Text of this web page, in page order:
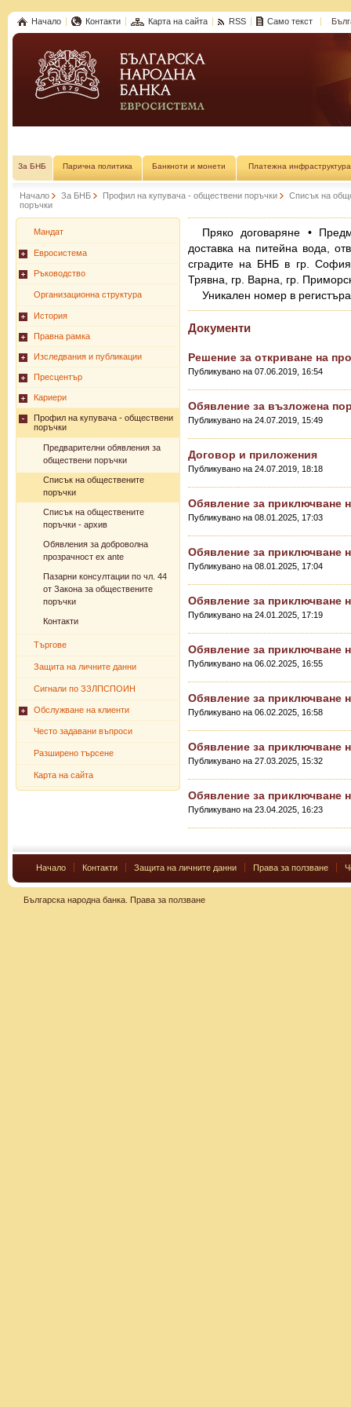
Начало Контакти Карта на сайта RSS Само текст
За БНБ Парична политика Банкноти и монети Платежна инфраструктура
Начало За БНБ Профил на купувача - обществени поръчки
Списък на
поръчки
Мандат
Евросистема
Ръководство
Организационна структура
История
Правна рамка
Изследвания и публикации
Пресцентър
Кариери
Профил на купувача - обществени
поръчки
Предварителни обявления за
обществени поръчки
Списък на обществените
поръчки
Списък на обществените
поръчки - архив
Обявления за доброволна
прозрачност ex ante
Пазарни консултации по чл. 44
от Закона за обществените
поръчки
Контакти
Търгове
Защита на личните данни
Сигнали по ЗЗЛПСПОИН
Обслужване на клиенти
Често задавани въпроси
Разширено търсене
Карта на сайта
Пряко договаряне •
доставка на питейна вода,
сградите на БНБ в гр.
Трявна, гр. Варна, гр.
Уникален номер в
Документи
Решение за откриване на
Публикувано на 07.06.2019, 16:54
Обявление за възложена
Публикувано на 24.07.2019, 15:49
Договор и приложения
Публикувано на 24.07.2019, 18:18
Обявление за приключване
Публикувано на 08.01.2025, 17:03
Обявление за приключване
Публикувано на 08.01.2025, 17:04
Обявление за приключване
Публикувано на 24.01.2025, 17:19
Обявление за приключване
Публикувано на 06.02.2025, 16:55
Обявление за приключване
Публикувано на 06.02.2025, 16:58
Обявление за приключване
Публикувано на 27.03.2025, 15:32
Обявление за приключване
Публикувано на 23.04.2025, 16:23
Начало Контакти Защита на личните данни Права за ползване
Българска народна банка. Права за ползване